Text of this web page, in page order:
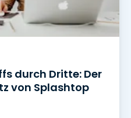
durch Dritte: Der
von Splashtop